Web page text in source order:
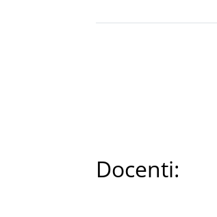
Docenti: